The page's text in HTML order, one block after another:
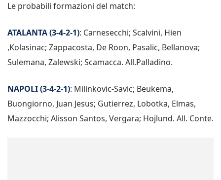
Le probabili formazioni del match:
ATALANTA (3-4-2-1): Carnesecchi; Scalvini, Hien
,Kolasinac; Zappacosta, De Roon, Pasalic, Bellanova;
Sulemana, Zalewski; Scamacca. All.Palladino.
NAPOLI (3-4-2-1): Milinkovic-Savic; Beukema,
Buongiorno, Juan Jesus; Gutierrez, Lobotka, Elmas,
Mazzocchi; Alisson Santos, Vergara; Hojlund. All. Conte.